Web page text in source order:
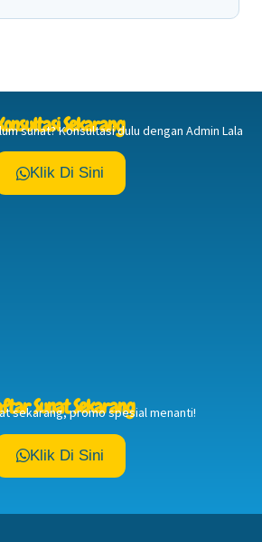
Sekarang
sunat? Konsultasi dulu dengan Admin Lala
Klik Di Sini
Sunat Sekarang
sekarang, promo spesial menanti!
Klik Di Sini